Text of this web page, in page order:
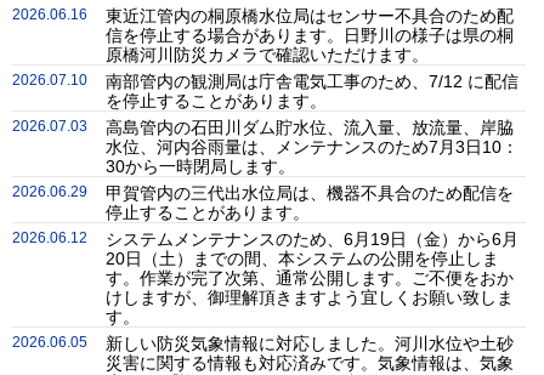
2026.06.16
東近江管内の桐原橋水位局はセンサー不具合のため配
信を停止する場合があります。日野川の様子は県の桐
原橋河川防災カメラで確認いただけます。
2026.07.10
南部管内の観測局は庁舎電気工事のため、7/12 に配信
を停止することがあります。
2026.07.03
高島管内の石田川ダム貯水位、流入量、放流量、岸脇
水位、河内谷雨量は、メンテナンスのため7月3日10：
30から一時閉局します。
2026.06.29
甲賀管内の三代出水位局は、機器不具合のため配信を
停止することがあります。
2026.06.12
システムメンテナンスのため、6月19日（金）から6月
20日（土）までの間、本システムの公開を停止しま
す。作業が完了次第、通常公開します。ご不便をおか
けしますが、御理解頂きますよう宜しくお願い致しま
す。
2026.06.05
新しい防災気象情報に対応しました。河川水位や土砂
災害に関する情報も対応済みです。気象情報は、気象